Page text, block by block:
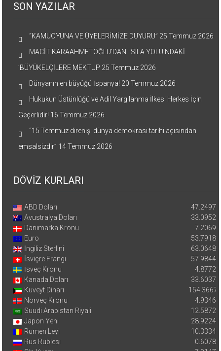
SON YAZILAR
“KAMUOYUNA VE ÜYELERİMİZE DUYURU” 25 Temmuz 2026
MACİT KARAAHMETOĞLU’DAN ‘SILA YOLU’NDAKİ
’BÜYÜKELÇİLERE MEKTUP 25 Temmuz 2026
Dünyanın en büyüğü İspanya! 20 Temmuz 2026
Hukukun Üstünlüğü ve Adil Yargılanma İlkesi Herkes İçin
Geçerlidir! 16 Temmuz 2026
“15 Temmuz direnişi dünya demokrasi tarihi açısından
emsalsizdir” 14 Temmuz 2026
DÖVİZ KURLARI
ABD Doları
47.2497
Avustralya Doları
33.0952
Danimarka Kronu
7.2069
Euro
53.7918
İngiliz Sterlini
63.0648
İsviçre Frangı
57.9844
İsveç Kronu
4.8772
Kanada Doları
33.6037
Kuveyt Dinarı
154.3667
Norveç Kronu
4.9346
Suudi Arabistan Riyali
12.5872
Japon Yeni
28.9224
Rumen Leyi
10.3334
Rus Rublesi
0.6078